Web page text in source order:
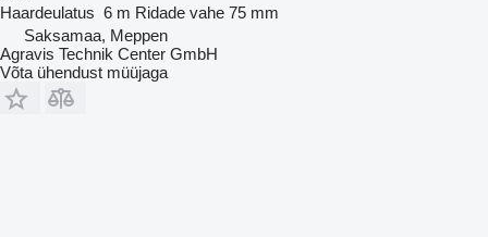
Haardeulatus 6 m Ridade vahe 75 mm
Saksamaa, Meppen
Agravis Technik Center GmbH
Võta ühendust müüjaga